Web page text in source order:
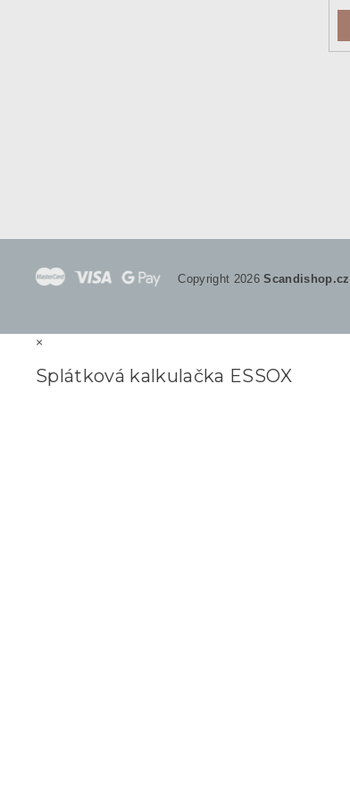
Copyright 2026Scandishop.cz
×
Splátková kalkulačka ESSOX